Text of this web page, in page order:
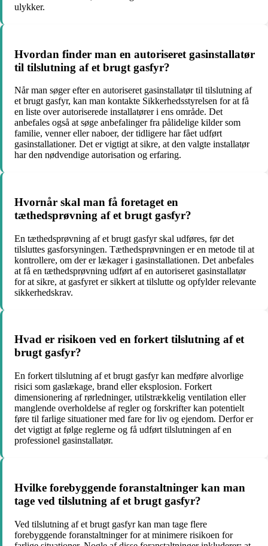
ulykker.
Hvordan finder man en autoriseret gasinstallatør
til tilslutning af et brugt gasfyr?
Når man søger efter en autoriseret gasinstallatør til tilslutning af
et brugt gasfyr, kan man kontakte Sikkerhedsstyrelsen for at få
en liste over autoriserede installatører i ens område. Det
anbefales også at søge anbefalinger fra pålidelige kilder som
familie, venner eller naboer, der tidligere har fået udført
gasinstallationer. Det er vigtigt at sikre, at den valgte installatør
har den nødvendige autorisation og erfaring.
Hvornår skal man få foretaget en
tæthedsprøvning af et brugt gasfyr?
En tæthedsprøvning af et brugt gasfyr skal udføres, før det
tilsluttes gasforsyningen. Tæthedsprøvningen er en metode til at
kontrollere, om der er lækager i gasinstallationen. Det anbefales
at få en tæthedsprøvning udført af en autoriseret gasinstallatør
for at sikre, at gasfyret er sikkert at tilslutte og opfylder relevante
sikkerhedskrav.
Hvad er risikoen ved en forkert tilslutning af et
brugt gasfyr?
En forkert tilslutning af et brugt gasfyr kan medføre alvorlige
risici som gaslækage, brand eller eksplosion. Forkert
dimensionering af rørledninger, utilstrækkelig ventilation eller
manglende overholdelse af regler og forskrifter kan potentielt
føre til farlige situationer med fare for liv og ejendom. Derfor er
det vigtigt at følge reglerne og få udført tilslutningen af en
professionel gasinstallatør.
Hvilke forebyggende foranstaltninger kan man
tage ved tilslutning af et brugt gasfyr?
Ved tilslutning af et brugt gasfyr kan man tage flere
forebyggende foranstaltninger for at minimere risikoen for